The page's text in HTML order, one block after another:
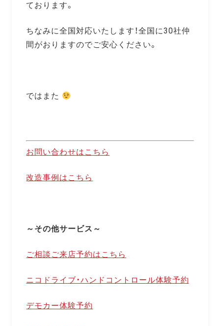
ております。
ちなみに全国対応いたします！全国に30社仲
間がおりますのでご安心ください。
ではまた
お問い合わせはこちら
改造事例はこちら
～その他サービス～
ご相談ご来店予約はこちら
ニコドライブ・ハンドコントロール体験予約
デモカー体験予約